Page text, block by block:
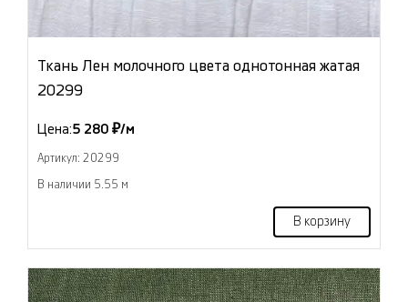
Ткань Лен молочного цвета однотонная жатая
20299
Цена:5 280 ₽/м
Артикул: 20299
В наличии 5.55 м
В корзину